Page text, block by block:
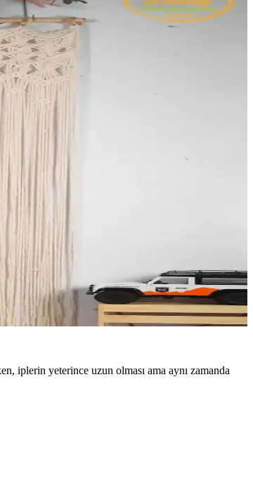
iplerin yeterince uzun olması ama aynı zamanda